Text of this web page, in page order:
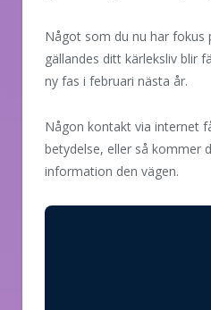
Något som du nu har fokus
gällandes ditt kärleksliv blir
ny fas i februari nästa år.
Någon kontakt via internet
betydelse, eller så kommer
information den vägen.